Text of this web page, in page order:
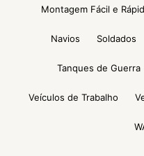
Montagem Fácil e
Navios Soldados
Tanques de Guerra
Veículos de Trabalho